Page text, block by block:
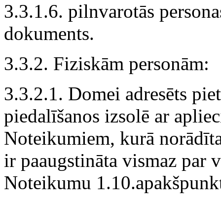
3.3.1.6. pilnvarotās
dokuments.
3.3.2. Fiziskām personām:
3.3.2.1. Domei adresēts
piedalīšanos izsolē ar
Noteikumiem, kurā
ir paaugstināta vismaz par
Noteikumu